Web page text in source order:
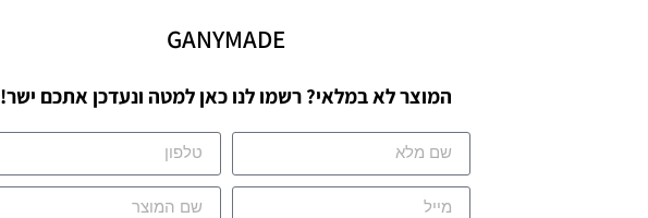
GANYMADE
המוצר לא במלאי? רשמו לנו כאן למטה ונעדכן אתכם ישר!